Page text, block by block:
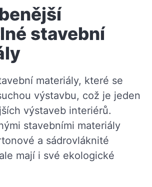
stavební
materiály, které se
výstavbu, což je jeden
výstaveb interiérů.
stavebními materiály
a sádrovláknité
mají i své ekologické